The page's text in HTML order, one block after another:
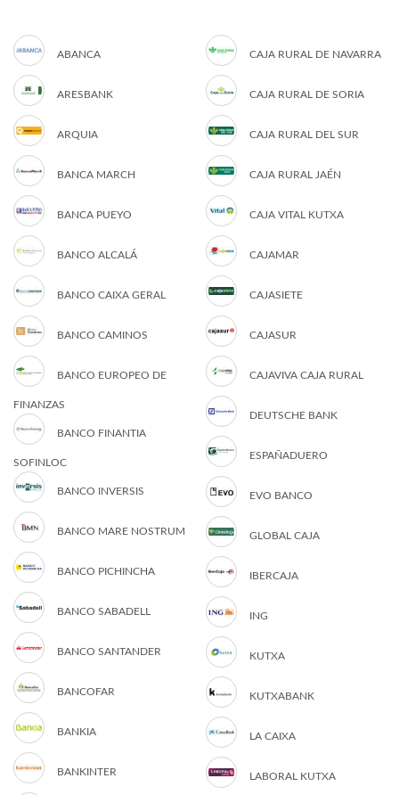
ABANCA
ARESBANK
ARQUIA
BANCA MARCH
BANCA PUEYO
BANCO ALCALÁ
BANCO CAIXA GERAL
BANCO CAMINOS
BANCO EUROPEO DE
FINANZAS
BANCO FINANTIA
SOFINLOC
BANCO INVERSIS
BANCO MARE NOSTRUM
BANCO PICHINCHA
BANCO SABADELL
BANCO SANTANDER
BANCOFAR
BANKIA
BANKINTER
CAJA RURAL DE NAVARRA
CAJA RURAL DE SORIA
CAJA RURAL DEL SUR
CAJA RURAL JAÉN
CAJA VITAL KUTXA
CAJAMAR
CAJASIETE
CAJASUR
CAJAVIVA CAJA RURAL
DEUTSCHE BANK
ESPAÑADUERO
EVO BANCO
GLOBAL CAJA
IBERCAJA
ING
KUTXA
KUTXABANK
LA CAIXA
LABORAL KUTXA